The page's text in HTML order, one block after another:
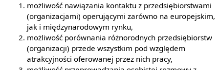
możliwość nawiązania kontaktu z przedsiębiorstwami
(organizacjami) operującymi zarówno na europejskim,
jak i międzynarodowym rynku,
możliwość porównania różnorodnych przedsiębiorstw
(organizacji) przede wszystkim pod względem
atrakcyjności oferowanej przez nich pracy,